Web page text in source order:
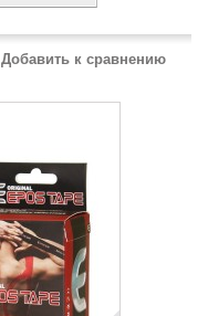
Добавить к сравнению